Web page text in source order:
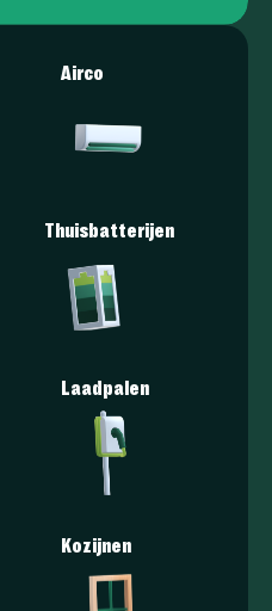
Airco
Thuisbatterijen
Laadpalen
Kozijnen